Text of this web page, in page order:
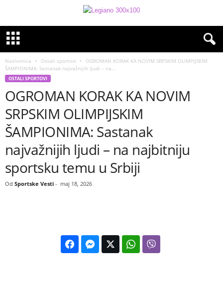
Naslovnica Ostali sportovi
OGROMAN KORAK KA NOVIM SRPSKIM OLIMPIJSKIM
ŠAMPIONIMA: Sastanak najvažnijih ljudi – na...
OSTALI SPORTOVI
OGROMAN KORAK KA NOVIM
SRPSKIM OLIMPIJSKIM
ŠAMPIONIMA: Sastanak
najvažnijih ljudi – na najbitniju
sportsku temu u Srbiji
Od Sportske Vesti - maj 18, 2026